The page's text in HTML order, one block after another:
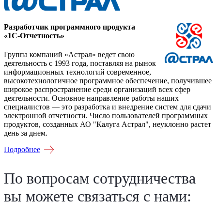
Разработчик программного продукта
«1С-Отчетность»
Группа компаний «Астрал» ведет свою
деятельность с 1993 года, поставляя на рынок
информационных технологий современное,
высокотехнологичное программное обеспечение, получившее
широкое распространение среди организаций всех сфер
деятельности. Основное направление работы наших
специалистов — это разработка и внедрение систем для сдачи
электронной отчетности. Число пользователей программных
продуктов, созданных АО "Калуга Астрал", неуклонно растет
день за днем.
Подробнее
По вопросам сотрудничества
вы можете связаться с нами: